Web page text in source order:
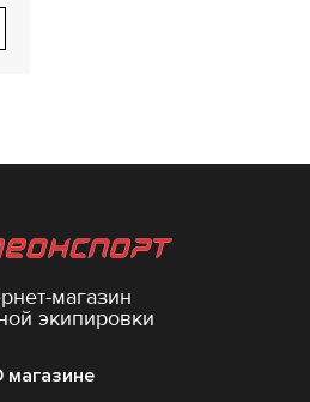
магазин
экипировки
магазине